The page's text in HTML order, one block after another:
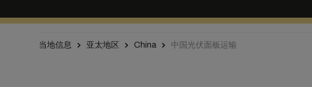
当地信息 亚太地区 China 中国光伏面板运输